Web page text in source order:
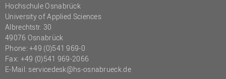
Hochschule Osnabrück
University of Applied Sciences
Albrechtstr. 30
49076 Osnabrück
Phone: +49 (0)541 969-0
Fax: +49 (0)541 969-2066
E-Mail: servicedesk@hs-osnabrueck.de